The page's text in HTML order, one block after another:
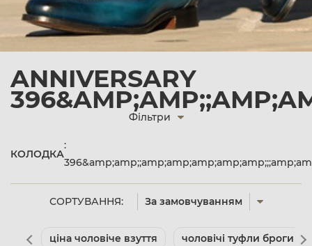
ANNIVERSARY
СОРТУВАННЯ: За замовчуванням
Фільтри
КОЛОДКА
:
ціна чоловіче взуття чоловічі туфли броги